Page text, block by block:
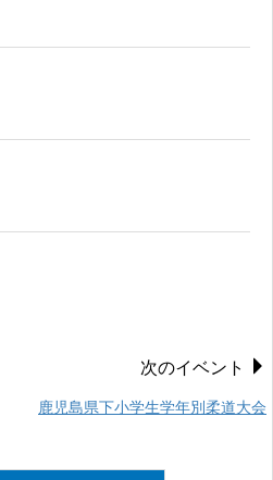
次のイベント
鹿児島県下小学生学年別柔道大会